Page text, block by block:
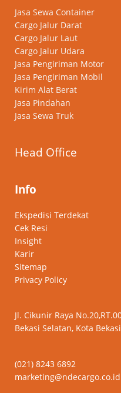
Jasa Sewa Container
Cargo Jalur Darat
Cargo Jalur Laut
Cargo Jalur Udara
Jasa Pengiriman Motor
Jasa Pengiriman Mobil
Kirim Alat Berat
Jasa Pindahan
Jasa Sewa Truk
Head Office
Info
Ekspedisi Terdekat
Cek Resi
Insight
Karir
Sitemap
Privacy Policy
Jl. Cikunir Raya
Bekasi Selatan, Kota
(021) 8243 6892
marketing@ndecargo.co.id